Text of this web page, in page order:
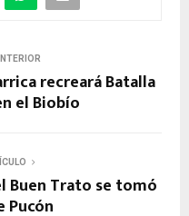
recreará Batalla
el Biobío
Buen Trato se tomó
Pucón